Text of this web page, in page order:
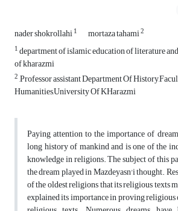
nader shokrollahi1 mortaza tahami2
1department of islamic education of literature
of kharazmi
2,Professor assistant Department Of
Humanities,University Of KHarazmi
Paying attention to the importance of
long history of mankind and is one of the
knowledge in religions. The subject of this
the dream played in Mazdeyasn'i thought.
of the oldest religions that its religious texts
explained its importance in proving